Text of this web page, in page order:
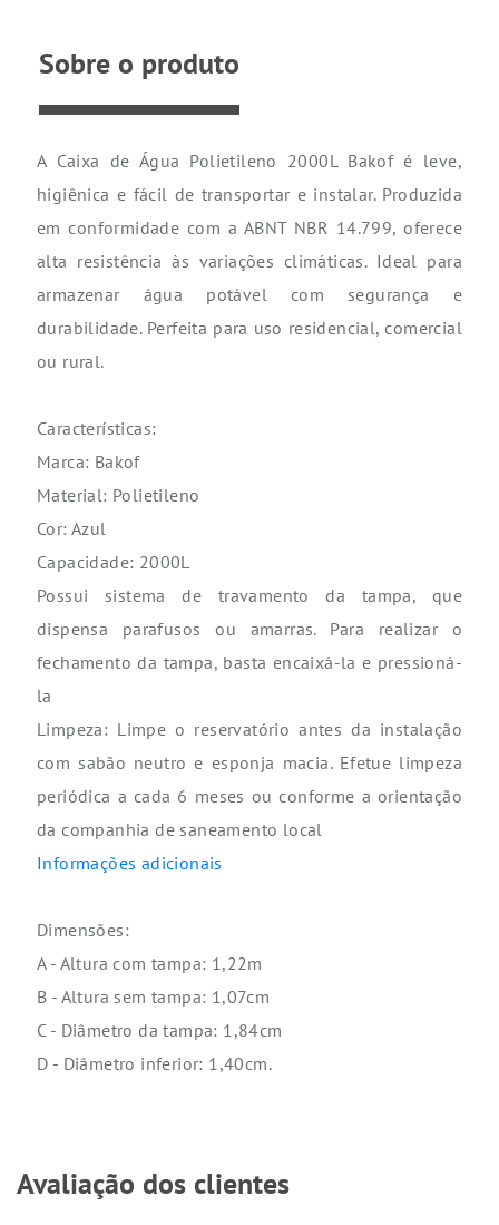
Sobre o produto
A Caixa de Água Polietileno 2000L Bakof é leve,
higiênica e fácil de transportar e instalar. Produzida
em conformidade com a ABNT NBR 14.799, oferece
alta resistência às variações climáticas. Ideal para
armazenar água potável com segurança e
durabilidade. Perfeita para uso residencial, comercial
ou rural.
Características:
Marca: Bakof
Material: Polietileno
Cor: Azul
Capacidade: 2000L
Possui sistema de travamento da tampa, que
dispensa parafusos ou amarras. Para realizar o
fechamento da tampa, basta encaixá-la e pressioná-
la
Limpeza: Limpe o reservatório antes da instalação
com sabão neutro e esponja macia. Efetue limpeza
periódica a cada 6 meses ou conforme a orientação
da companhia de saneamento local
Informações adicionais
Dimensões:
A - Altura com tampa: 1,22m
B - Altura sem tampa: 1,07cm
C - Diâmetro da tampa: 1,84cm
D - Diâmetro inferior: 1,40cm.
Avaliação dos clientes